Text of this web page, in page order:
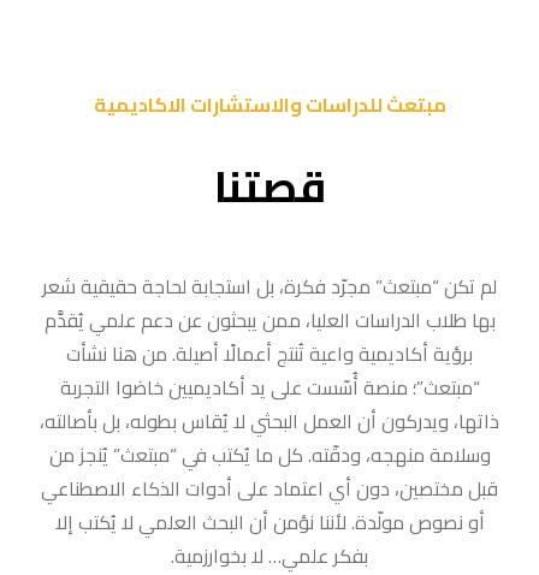
مبتعث للدراسات والاستشارات الاكاديمية
قصتنا
لم تكن “مبتعث” مجرّد فكرة، بل استجابة لحاجة حقيقية شعر
بها طلاب الدراسات العليا، ممن يبحثون عن دعم علمي يُقدَّم
برؤية أكاديمية واعية تُنتج أعمالًا أصيلة. من هنا نشأت
“مبتعث”؛ منصة أُسّست على يد أكاديميين خاضوا التجربة
ذاتها، ويدركون أن العمل البحثي لا يُقاس بطوله، بل بأصالته،
وسلامة منهجه، ودقّته. كل ما يُكتب في “مبتعث” يُنجز من
قبل مختصين، دون أي اعتماد على أدوات الذكاء الاصطناعي
أو نصوص مولّدة. لأننا نؤمن أن البحث العلمي لا يُكتب إلا
بفكر علمي… لا بخوارزمية.